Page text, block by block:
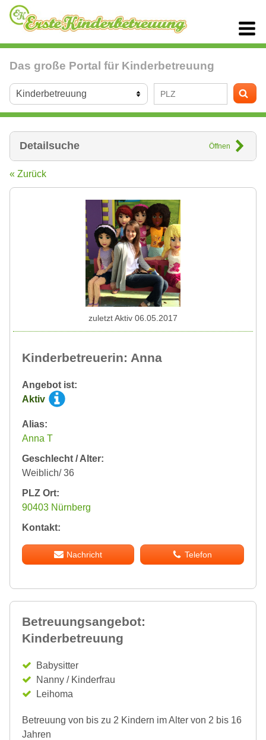
Das große Portal für Kinderbetreuung
Detailsuche Öffnen
« Zurück
Kinderbetreuerin: Anna
Angebot ist:
Aktiv
Alias:
Anna T
Geschlecht / Alter:
Weiblich/ 36
PLZ Ort:
90403 Nürnberg
Kontakt:
Nachricht Telefon
zuletzt Aktiv 06.05.2017
Betreuungsangebot:
Kinderbetreuung
Babysitter
Nanny / Kinderfrau
Leihoma
Betreuung von bis zu 2 Kindern im Alter von 2 bis 16
Jahren